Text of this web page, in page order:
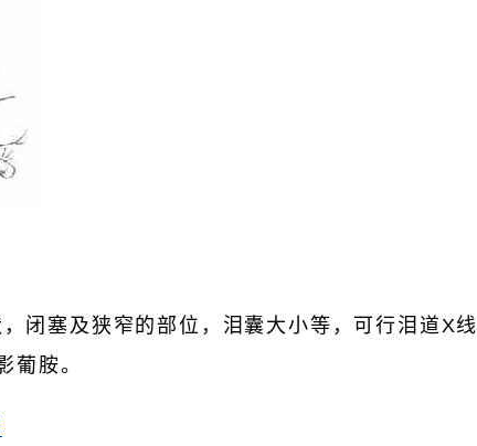
闭塞及狭窄的部位，泪囊大小等，可行泪道X线
葡胺。